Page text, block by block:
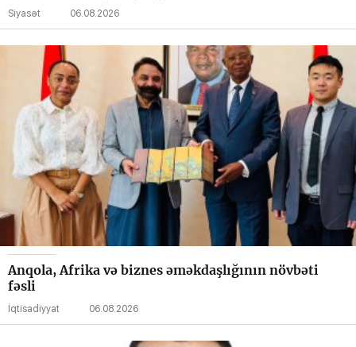
Siyasət 06.08.2026
Anqola, Afrika və biznes əməkdaşlığının növbəti
fəsli
İqtisadiyyat 06.08.2026